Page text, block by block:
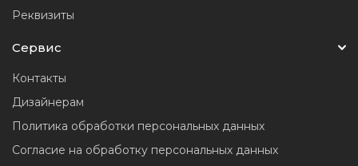
Реквизиты
Сервис
Контакты
Дизайнерам
Политика обработки персональных данных
Согласие на обработку персональных данных